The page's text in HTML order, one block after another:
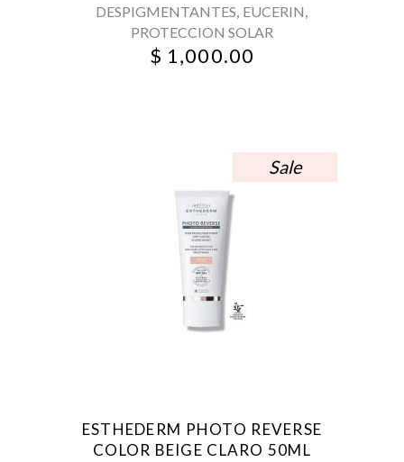
DESPIGMENTANTES, EUCERIN,
PROTECCION SOLAR
$ 1,000.00
Sale
ESTHEDERM PHOTO REVERSE
COLOR BEIGE CLARO 50ML